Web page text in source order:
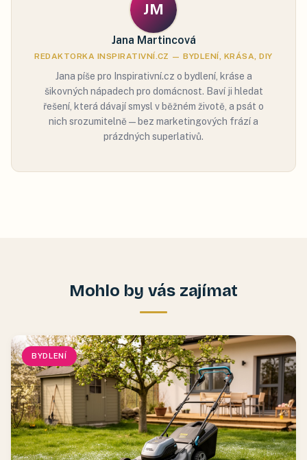
JM
Jana Martincová
REDAKTORKA INSPIRATIVNÍ.CZ — BYDLENÍ, KRÁSA, DIY
Jana píše pro Inspirativní.cz o bydlení, kráse a
šikovných nápadech pro domácnost. Baví ji hledat
řešení, která dávají smysl v běžném životě, a psát o
nich srozumitelně — bez marketingových frází a
prázdných superlativů.
Mohlo by vás zajímat
BYDLENÍ